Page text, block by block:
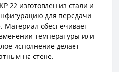
22 изготовлен из стали и
для передачи
Материал обеспечивает
температуры или
исполнение делает
на стене.